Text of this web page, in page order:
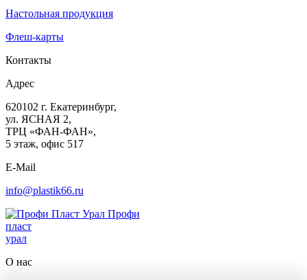
Настольная продукция
Флеш-карты
Контакты
Адрес
620102 г. Екатеринбург,
ул. ЯСНАЯ 2,
ТРЦ «ФАН-ФАН»,
5 этаж, офис 517
E-Mail
info@plastik66.ru
Профи
пласт
урал
О нас